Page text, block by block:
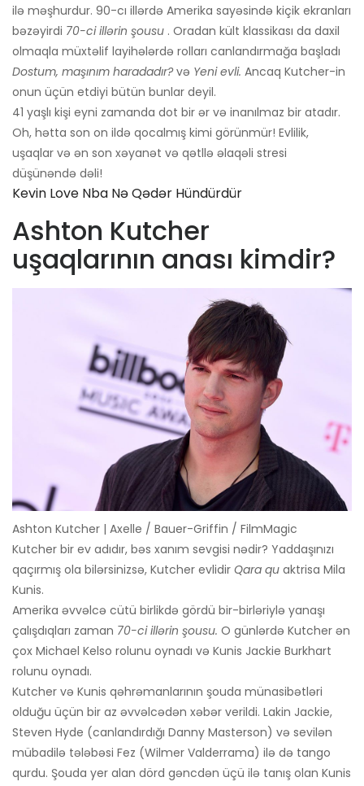
ilə məşhurdur. 90-cı illərdə Amerika sayəsində kiçik ekranları
bəzəyirdi 70-ci illərin şousu . Oradan kült klassikası da daxil
olmaqla müxtəlif layihələrdə rolları canlandırmağa başladı
Dostum, maşınım haradadır?və Yeni evli. Ancaq Kutcher-in
onun üçün etdiyi bütün bunlar deyil.
41 yaşlı kişi eyni zamanda dot bir ər və inanılmaz bir atadır.
Oh, hətta son on ildə qocalmış kimi görünmür! Evlilik,
uşaqlar və ən son xəyanət və qətllə əlaqəli stresi
düşünəndə dəli!
Kevin Love Nba Nə Qədər Hündürdür
Ashton Kutcher
uşaqlarının anası kimdir?
Ashton Kutcher | Axelle / Bauer-Griffin / FilmMagic
Kutcher bir ev adıdır, bəs xanım sevgisi nədir? Yaddaşınızı
qaçırmış ola bilərsinizsə, Kutcher evlidir Qara qu aktrisa Mila
Kunis.
Amerika əvvəlcə cütü birlikdə gördü bir-birləriylə yanaşı
çalışdıqları zaman 70-ci illərin şousu. O günlərdə Kutcher ən
çox Michael Kelso rolunu oynadı və Kunis Jackie Burkhart
rolunu oynadı.
Kutcher və Kunis qəhrəmanlarının şouda münasibətləri
olduğu üçün bir az əvvəlcədən xəbər verildi. Lakin Jackie,
Steven Hyde (canlandırdığı Danny Masterson) və sevilən
mübadilə tələbəsi Fez (Wilmer Valderrama) ilə də tango
qurdu. Şouda yer alan dörd gəncdən üçü ilə tanış olan Kunis